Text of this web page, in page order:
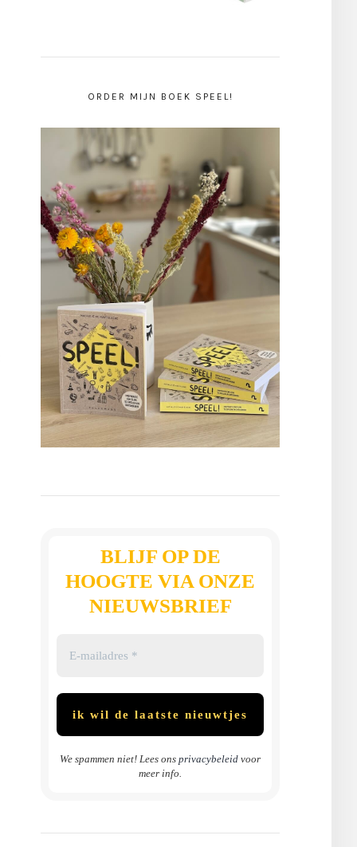
ORDER MIJN BOEK SPEEL!
BLIJF OP DE
HOOGTE VIA ONZE
NIEUWSBRIEF
We spammen niet! Lees ons privacybeleid voor
meer info.